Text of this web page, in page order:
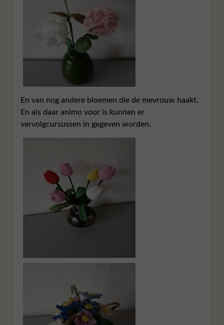
En van nog andere bloemen die de mevrouw haakt.
En als daar animo voor is kunnen er
vervolgcursussen in gegeven worden.